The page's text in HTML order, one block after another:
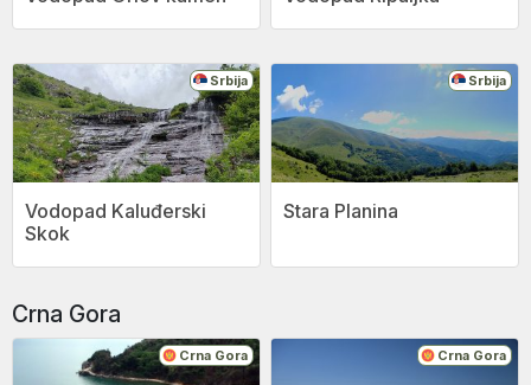
Srbija
Vodopad Kaluđerski
Skok
Srbija
Stara Planina
Crna Gora
Crna Gora Crna Gora